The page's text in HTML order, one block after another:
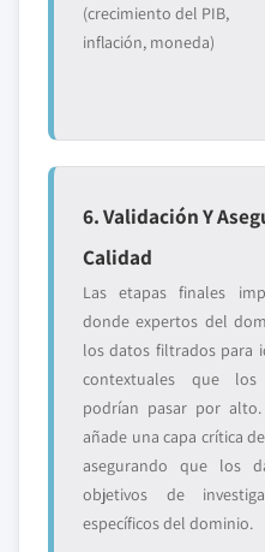
(crecimiento del PIB,
inflación, moneda)
6. Validación Y
Calidad
Las etapas finales
donde expertos del
los datos filtrados para
contextuales que los
podrían pasar por
añade una capa crítica
asegurando que los
objetivos de
específicos del dominio.